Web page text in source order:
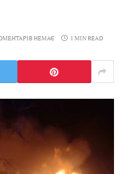
НЕМАЄ 1 MIN READ